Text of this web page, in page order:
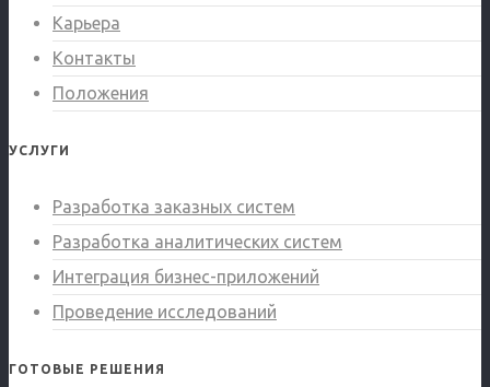
Карьера
Контакты
Положения
УСЛУГИ
Разработка заказных систем
Разработка аналитических систем
Интеграция бизнес-приложений
Проведение исследований
ГОТОВЫЕ РЕШЕНИЯ